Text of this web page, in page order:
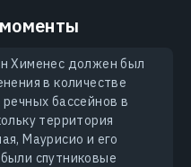
Хименес должен был
в количестве
бассейнов в
территория
Маурисио и его
спутниковые